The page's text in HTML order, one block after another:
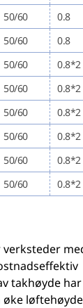
50/60 0.8
50/60 0.8
50/60 0.8*2
50/60 0.8*2
50/60 0.8*2
50/60 0.8*2
50/60 0.8*2
50/60 0.8*2
takhøyde